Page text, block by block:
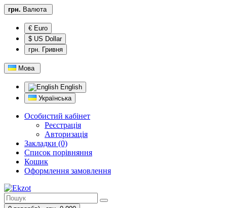
грн. Валюта
€ Euro
$ US Dollar
грн. Гривня
Мова
English
Українська
Особистий кабінет
Реєстрація
Авторизація
Закладки (0)
Список порівняння
Кошик
Оформлення замовлення